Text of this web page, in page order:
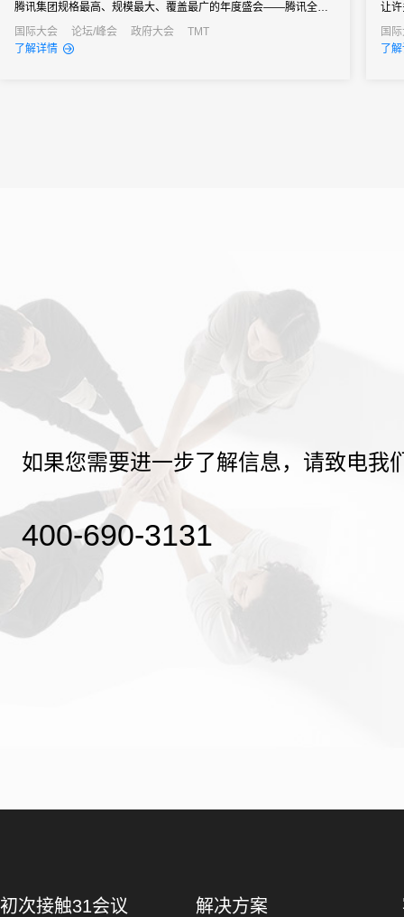
腾讯集团规格最高、规模最大、覆盖最广的年度盛会——腾讯全球
数字生态大会，作为31会议的老朋友，31会议继续为2019QQ小游
戏开发者峰会提供数字化会务管理支持。
国际大会 论坛/峰会 政府大会
TMT
了解详情
让
第
形
国
了
如果您需要进一步了解信息，请致电我
400-690-3131
初次接触31会议 解决方案